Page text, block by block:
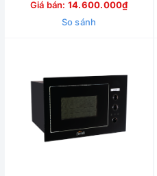
Giá bán: 14.600.000₫
So sánh